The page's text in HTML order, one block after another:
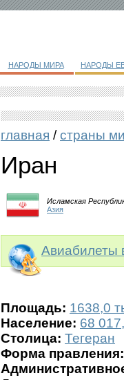
НАРОДЫ МИРА НАРОДЫ
главная /страны
Иран
Исламская
Азия
Авиабилеты
Площадь: 1638,0
Население: 68
Столица: Тегеран
Форма правления: